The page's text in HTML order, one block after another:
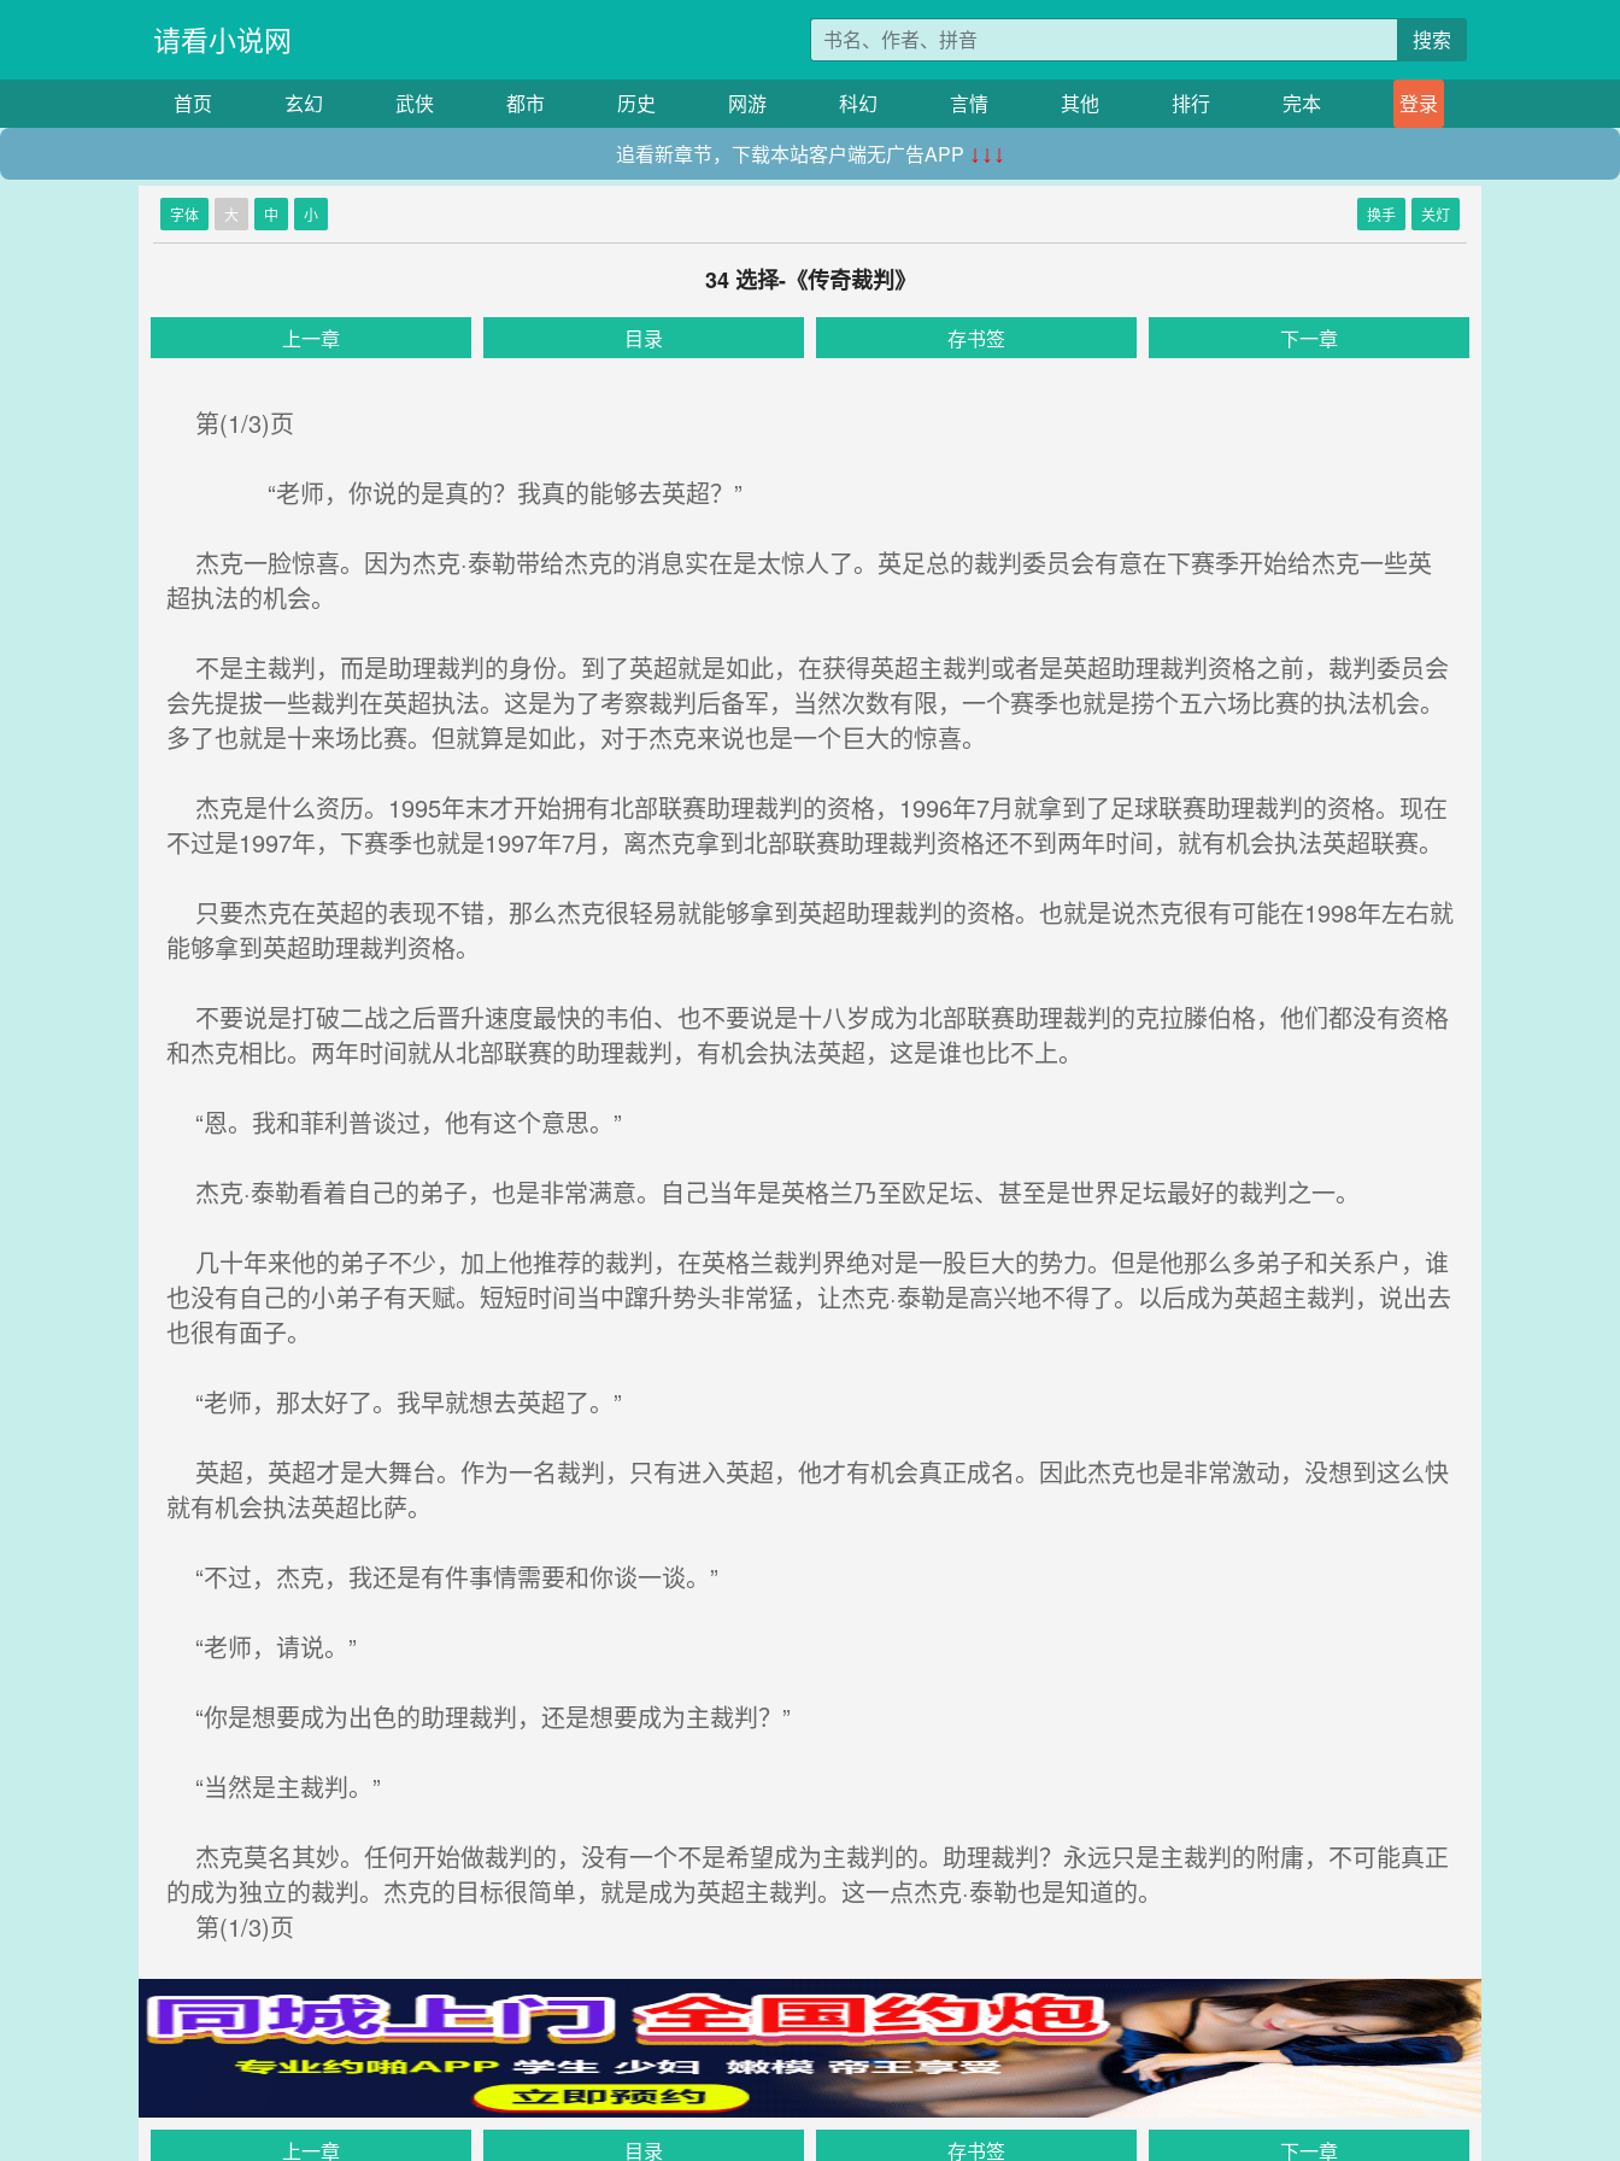
请看小说网 搜索
首页 玄幻 武侠 都市 历史 网游 科幻 言情 其他 排行 完本
登录
追看新章节，下载本站客户端无广告APP ↓↓↓
字体 大 中 小 换手 关灯
34 选择-《传奇裁判》
上一章 目录 存书签 下一章
第(1/3)页
“老师，你说的是真的？我真的能够去英超？”
杰克一脸惊喜。因为杰克·泰勒带给杰克的消息实在是太惊人了。英足总的裁判委员会有意在下赛季开始给杰克一些英
超执法的机会。
不是主裁判，而是助理裁判的身份。到了英超就是如此，在获得英超主裁判或者是英超助理裁判资格之前，裁判委员会
会先提拔一些裁判在英超执法。这是为了考察裁判后备军，当然次数有限，一个赛季也就是捞个五六场比赛的执法机会。
多了也就是十来场比赛。但就算是如此，对于杰克来说也是一个巨大的惊喜。
杰克是什么资历。1995年末才开始拥有北部联赛助理裁判的资格，1996年7月就拿到了足球联赛助理裁判的资格。现在
不过是1997年，下赛季也就是1997年7月，离杰克拿到北部联赛助理裁判资格还不到两年时间，就有机会执法英超联赛。
只要杰克在英超的表现不错，那么杰克很轻易就能够拿到英超助理裁判的资格。也就是说杰克很有可能在1998年左右就
能够拿到英超助理裁判资格。
不要说是打破二战之后晋升速度最快的韦伯、也不要说是十八岁成为北部联赛助理裁判的克拉滕伯格，他们都没有资格
和杰克相比。两年时间就从北部联赛的助理裁判，有机会执法英超，这是谁也比不上。
“恩。我和菲利普谈过，他有这个意思。”
杰克·泰勒看着自己的弟子，也是非常满意。自己当年是英格兰乃至欧足坛、甚至是世界足坛最好的裁判之一。
几十年来他的弟子不少，加上他推荐的裁判，在英格兰裁判界绝对是一股巨大的势力。但是他那么多弟子和关系户，谁
也没有自己的小弟子有天赋。短短时间当中蹿升势头非常猛，让杰克·泰勒是高兴地不得了。以后成为英超主裁判，说出去
也很有面子。
“老师，那太好了。我早就想去英超了。”
英超，英超才是大舞台。作为一名裁判，只有进入英超，他才有机会真正成名。因此杰克也是非常激动，没想到这么快
就有机会执法英超比萨。
“不过，杰克，我还是有件事情需要和你谈一谈。”
“老师，请说。”
“你是想要成为出色的助理裁判，还是想要成为主裁判？”
“当然是主裁判。”
杰克莫名其妙。任何开始做裁判的，没有一个不是希望成为主裁判的。助理裁判？永远只是主裁判的附庸，不可能真正
的成为独立的裁判。杰克的目标很简单，就是成为英超主裁判。这一点杰克·泰勒也是知道的。
第(1/3)页
上一章 目录 存书签 下一章